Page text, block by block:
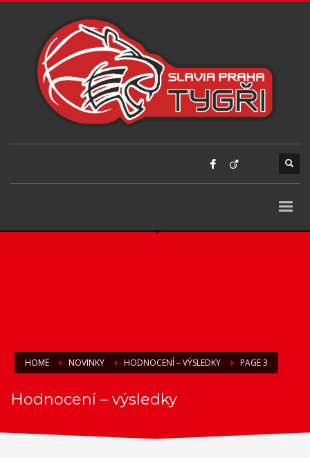
HOME NOVINKY HODNOCENÍ – VÝSLEDKY PAGE 3
Hodnocení – výsledky